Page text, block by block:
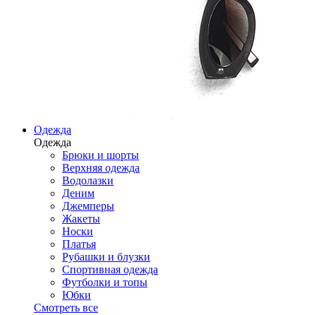
Одежда
Одежда
Брюки и шорты
Верхняя одежда
Водолазки
Деним
Джемперы
Жакеты
Носки
Платья
Рубашки и блузки
Спортивная одежда
Футболки и топы
Юбки
Смотреть все